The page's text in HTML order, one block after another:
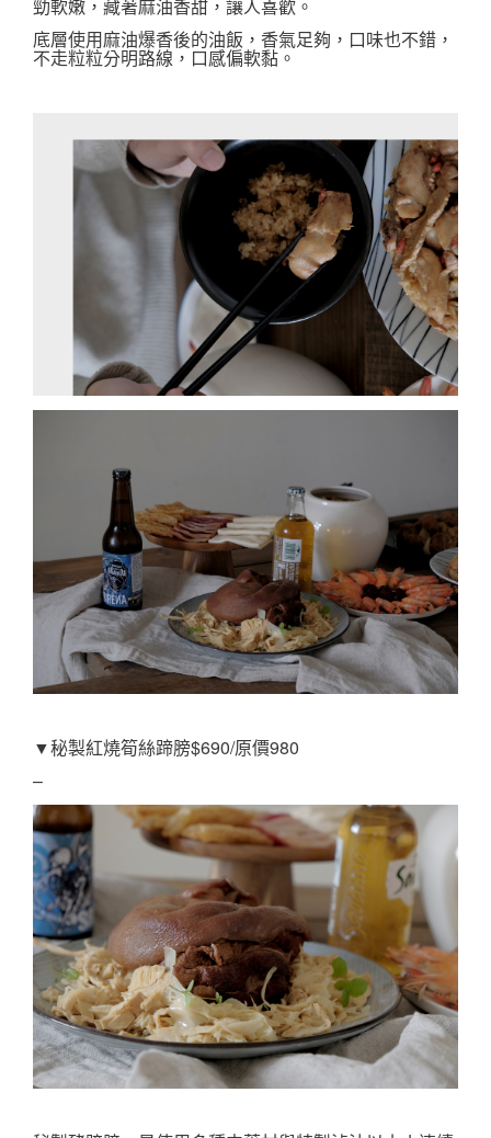
勁軟嫩，藏著麻油香甜，讓人喜歡。
底層使用麻油爆香後的油飯，香氣足夠， 口味也不錯，
不走粒粒分明路線， 口感偏軟黏。
▼秘製紅燒筍絲蹄膀$690/原價980
–